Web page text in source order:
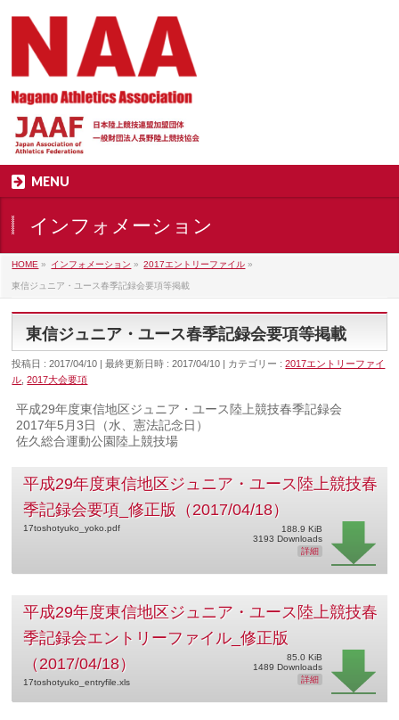
MENU
インフォメーション
HOME » インフォメーション » 2017エントリーファイル »
東信ジュニア・ユース春季記録会要項等掲載
東信ジュニア・ユース春季記録会要項等掲載
投稿日 : 2017/04/10 最終更新日時 : 2017/04/10 カテゴリー :2017エントリーファイ
ル ,2017大会要項
平成29年度東信地区ジュニア・ユース陸上競技春季記録会
2017年5月3日（水、憲法記念日）
佐久総合運動公園陸上競技場
平成29年度東信地区ジュニア・ユース陸上競技春
季記録会要項_修正版（2017/04/18）
17toshotyuko_yoko.pdf
188.9 KiB
3193 Downloads
詳細
平成29年度東信地区ジュニア・ユース陸上競技春
季記録会エントリーファイル_修正版
（2017/04/18）
17toshotyuko_entryfile.xls
85.0 KiB
1489 Downloads
詳細